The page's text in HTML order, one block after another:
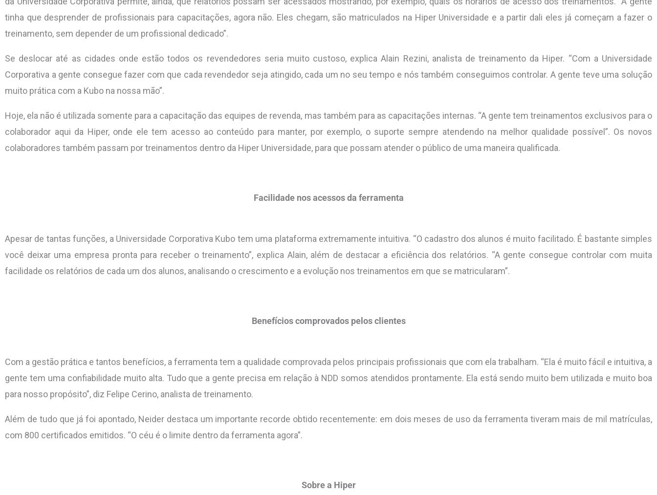
tinha que desprender de profissionais para capacitações, agora não. Eles chegam, são matriculados na Hiper Universidade e a partir dali eles já começam a fazer o
treinamento, sem depender de um profissional dedicado”.
Se deslocar até as cidades onde estão todos os revendedores seria muito custoso, explica Alain Rezini, analista de treinamento da Hiper. “Com a Universidade
Corporativa a gente consegue fazer com que cada revendedor seja atingido, cada um no seu tempo e nós também conseguimos controlar. A gente teve uma solução
muito prática com a Kubo na nossa mão”.
Hoje, ela não é utilizada somente para a capacitação das equipes de revenda, mas também para as capacitações internas. “A gente tem treinamentos exclusivos para o
colaborador aqui da Hiper, onde ele tem acesso ao conteúdo para manter, por exemplo, o suporte sempre atendendo na melhor qualidade possível”. Os novos
colaboradores também passam por treinamentos dentro da Hiper Universidade, para que possam atender o público de uma maneira qualificada.
Facilidade nos acessos da ferramenta
Apesar de tantas funções, a Universidade Corporativa Kubo tem uma plataforma extremamente intuitiva. “O cadastro dos alunos é muito facilitado. É bastante simples
você deixar uma empresa pronta para receber o treinamento”, explica Alain, além de destacar a eficiência dos relatórios. “A gente consegue controlar com muita
facilidade os relatórios de cada um dos alunos, analisando o crescimento e a evolução nos treinamentos em que se matricularam”.
Benefícios comprovados pelos clientes
Com a gestão prática e tantos benefícios, a ferramenta tem a qualidade comprovada pelos principais profissionais que com ela trabalham. “Ela é muito fácil e intuitiva, a
gente tem uma confiabilidade muito alta. Tudo que a gente precisa em relação à NDD somos atendidos prontamente. Ela está sendo muito bem utilizada e muito boa
para nosso propósito”, diz Felipe Cerino, analista de treinamento.
Além de tudo que já foi apontado, Neider destaca um importante recorde obtido recentemente: em dois meses de uso da ferramenta tiveram mais de mil matrículas,
com 800 certificados emitidos. “O céu é o limite dentro da ferramenta agora”.
Sobre a Hiper